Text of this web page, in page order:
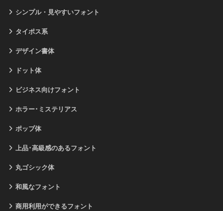
シンプル・見やすいフォント
タイポス系
デザイン書体
ドット体
ビジネス向けフォント
ホラー･ミステリアス
ポップ体
上品･高級感のあるフォント
丸ゴシック体
和風なフォント
商用利用ができるフォント